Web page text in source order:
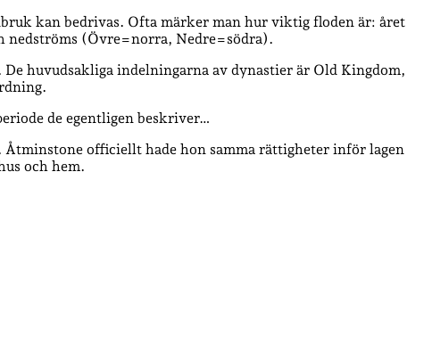
kan bedrivas. Ofta märker man hur viktig floden är: året
nedströms (Övre=norra, Nedre=södra).
huvudsakliga indelningarna av dynastier är Old Kingdom,
de egentligen beskriver…
officiellt hade hon samma rättigheter inför lagen
och hem.